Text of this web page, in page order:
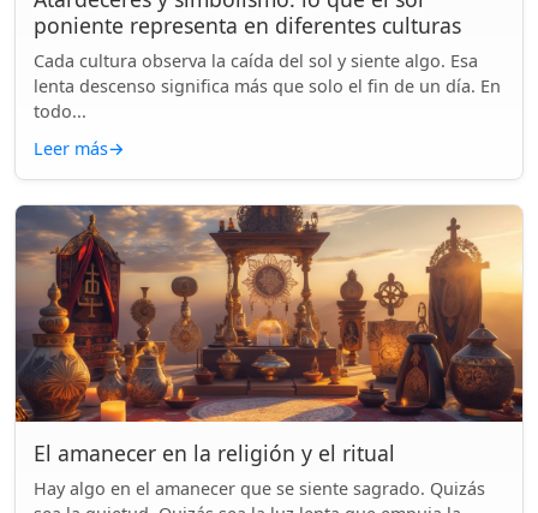
poniente representa en diferentes culturas
Cada cultura observa la caída del sol y siente algo. Esa
lenta descenso significa más que solo el fin de un día. En
todo...
Leer más→
El amanecer en la religión y el ritual
Hay algo en el amanecer que se siente sagrado. Quizás